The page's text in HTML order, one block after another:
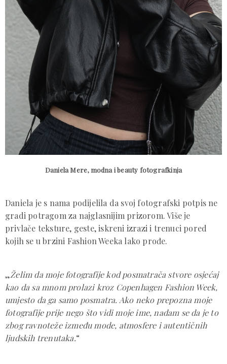
Daniela Mere, modna i beauty fotografkinja
Daniela je s nama podijelila da svoj fotografski potpis ne
gradi potragom za najglasnijim prizorom. Više je
privlače teksture, geste, iskreni izrazi i trenuci pored
kojih se u brzini Fashion Weeka lako prođe.
„Želim da moje fotografije kod posmatrača stvore osjećaj
kao da sa mnom prolazi kroz Copenhagen Fashion Week,
umjesto da ga samo posmatra. Ako neko prepozna moje
fotografije prije nego što vidi moje ime, nadam se da je to
zbog ravnoteže između mode, atmosfere i autentičnih
ljudskih trenutaka.“